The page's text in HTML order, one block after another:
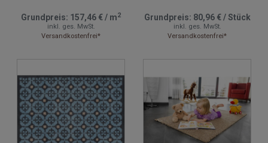
Grundpreis: 157,46 €/ m2
inkl. ges. MwSt.
Versandkostenfrei*
Grundpreis: 80,96 €/Stück
inkl. ges. MwSt.
Versandkostenfrei*